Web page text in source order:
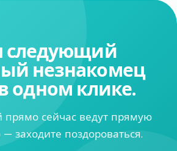
следующий
незнакомец
одном клике.
прямо сейчас ведут прямую
заходите поздороваться.